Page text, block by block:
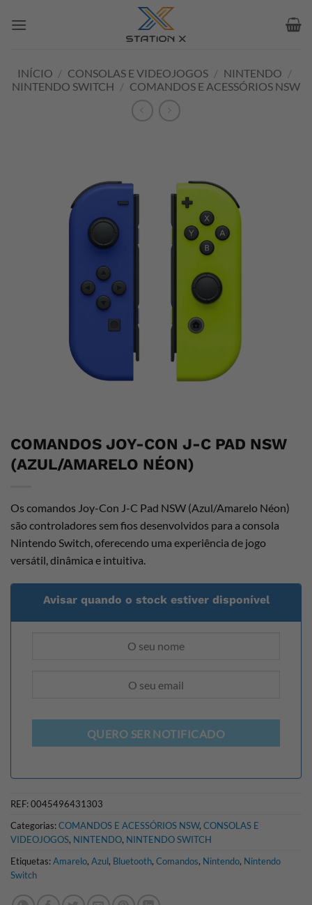
INÍCIO / CONSOLAS E VIDEOJOGOS / NINTENDO /
NINTENDO SWITCH / COMANDOS E ACESSÓRIOS NSW
COMANDOS JOY-CON J-C PAD NSW
(AZUL/AMARELO NÉON)
Os comandos Joy-Con J-C Pad NSW (Azul/Amarelo Néon)
são controladores sem fios desenvolvidos para a consola
Nintendo Switch, oferecendo uma experiência de jogo
versátil, dinâmica e intuitiva.
Avisar quando o stock estiver disponível
QUERO SER NOTIFICADO
REF:0045496431303
Categorias:COMANDOS E ACESSÓRIOS NSW, CONSOLAS E
VIDEOJOGOS, NINTENDO, NINTENDO SWITCH
Etiquetas:Amarelo, Azul, Bluetooth, Comandos, Nintendo, Nintendo
Switch